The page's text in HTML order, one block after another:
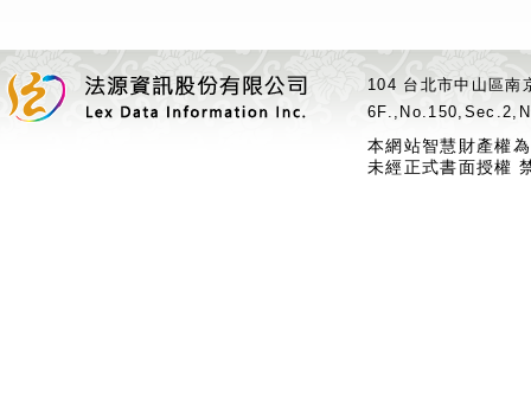
104 台北市中山區
本網站智慧財產權
未經正式書面授權